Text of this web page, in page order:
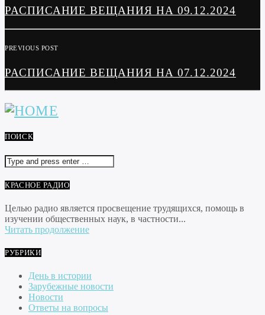
РАСПИСАНИЕ ВЕЩАНИЯ НА 09.12.2024
PREVIOUS POST
РАСПИСАНИЕ ВЕЩАНИЯ НА 07.12.2024
ПОИСК
КРАСНОЕ РАДИО
Целью радио является просвещение трудящихся, помощь в
изучении общественных наук, в частности...
Читать продолжение
РУБРИКИ
День в истории
Зарубежные новости
Новости
Ответы на вопросы